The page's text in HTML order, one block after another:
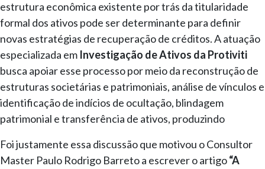
estrutura econômica existente por trás da titularidade
formal dos ativos pode ser determinante para definir
novas estratégias de recuperação de créditos. A atuação
especializada em Investigação de Ativos da Protiviti
busca apoiar esse processo por meio da reconstrução de
estruturas societárias e patrimoniais, análise de vínculos e
identificação de indícios de ocultação, blindagem
patrimonial e transferência de ativos, produzindo
Foi justamente essa discussão que motivou o Consultor
Master Paulo Rodrigo Barreto a escrever o artigo“A